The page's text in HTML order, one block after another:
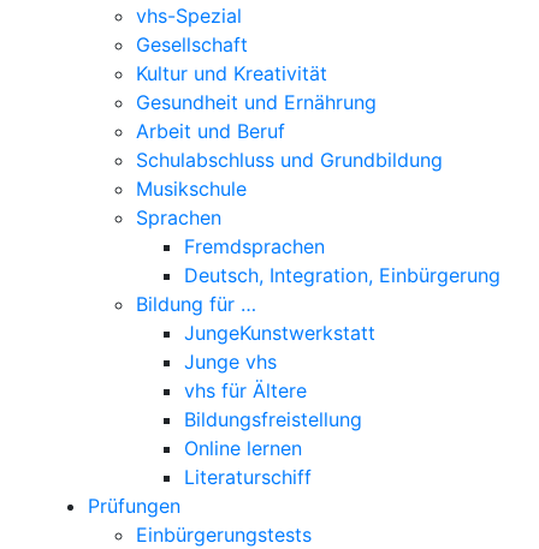
vhs-Spezial
Gesellschaft
Kultur und Kreativität
Gesundheit und Ernährung
Arbeit und Beruf
Schulabschluss und Grundbildung
Musikschule
Sprachen
Fremdsprachen
Deutsch, Integration, Einbürgerung
Bildung für …
JungeKunstwerkstatt
Junge vhs
vhs für Ältere
Bildungsfreistellung
Online lernen
Literaturschiff
Prüfungen
Einbürgerungstests